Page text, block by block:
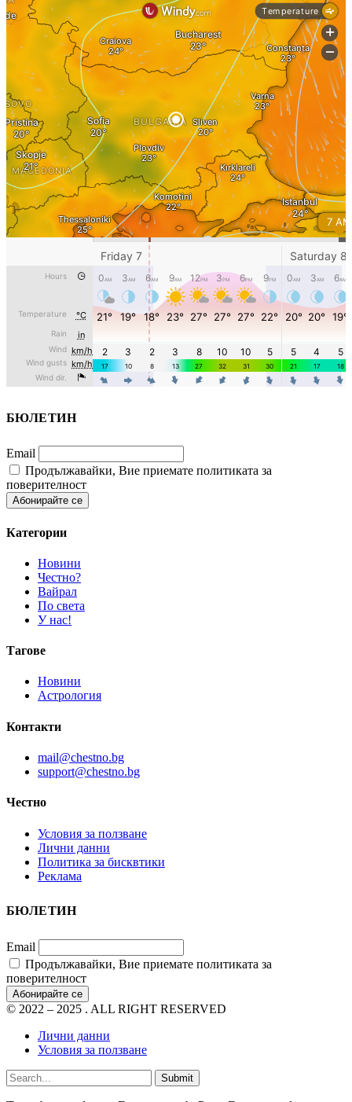
БЮЛЕТИН
Email
Продължавайки, Вие приемате политиката за
поверителност
Категории
Новини
Честно?
Вайрал
По света
У нас!
Тагове
Новини
Астрология
Контакти
mail@chestno.bg
support@chestno.bg
Честно
Условия за ползване
Лични данни
Политика за бисквтики
Реклама
БЮЛЕТИН
Email
Продължавайки, Вие приемате политиката за
поверителност
© 2022 – 2025 . ALL RIGHT RESERVED
Лични данни
Условия за ползване
Submit